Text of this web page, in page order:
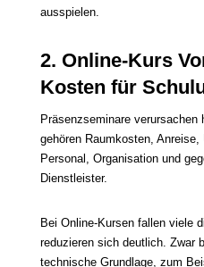
ausspielen.
2. Online-Kurs
Kosten für
Präsenzseminare
gehören Raumkosten, Anreise,
Personal, Organisation und
Dienstleister.
Bei Online-Kursen fallen viele
reduzieren sich deutlich. Zwar
technische Grundlage, zum